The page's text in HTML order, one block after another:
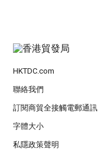
HKTDC.com
聯絡我們
訂閱商貿全接觸電郵通訊
字體大小
私隱政策聲明